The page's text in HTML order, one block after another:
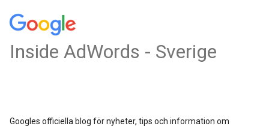
Inside AdWords - Sverige
Googles officiella blog för nyheter, tips och information om